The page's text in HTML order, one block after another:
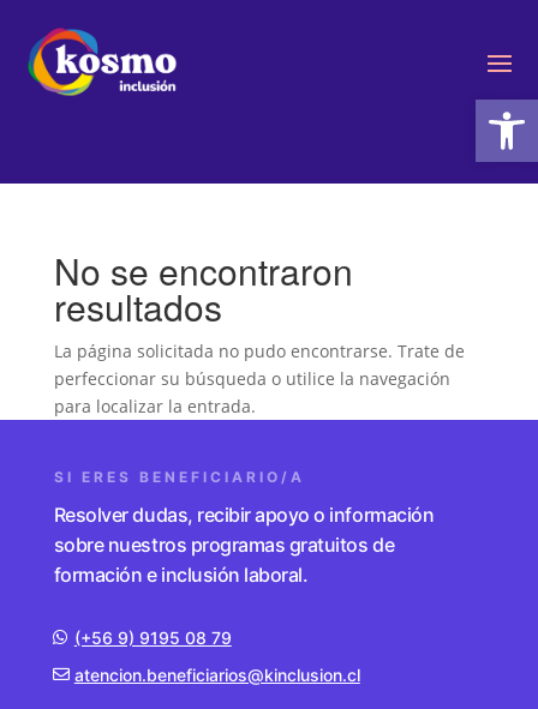
No se encontraron
resultados
La página solicitada no pudo encontrarse. Trate de
perfeccionar su búsqueda o utilice la navegación
para localizar la entrada.
SI ERES BENEFICIARIO/A
Resolver dudas, recibir apoyo o información
sobre nuestros programas gratuitos de
formación e inclusión laboral.
(+56 9) 9195 08 79
atencion.beneficiarios@kinclusion.cl